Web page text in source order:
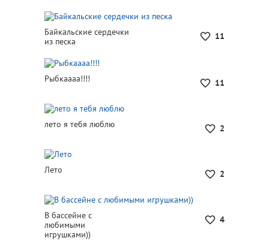
11
Байкальские сердечки
из песка
11
Рыбкаааа!!!!
2
лето я тебя люблю
2
Лето
4
В бассейне с
любимыми
игрушками))